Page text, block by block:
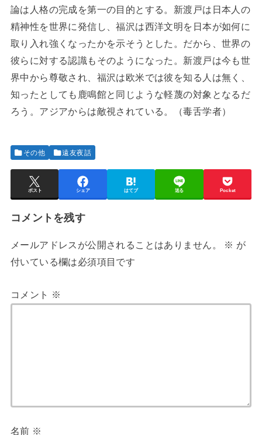
論は人格の完成を第一の目的とする。新渡戸は日本人の
精神性を世界に発信し、福沢は西洋文明を日本が如何に
取り入れ強くなったかを示そうとした。だから、世界の
彼らに対する認識もそのようになった。新渡戸は今も世
界中から尊敬され、福沢は欧米では彼を知る人は無く、
知ったとしても鹿鳴館と同じような軽蔑の対象となるだ
ろう。アジアからは敵視されている。（毒舌学者）
その他 遠友夜話
ポスト シェア はてブ 送る Pocket
コメントを残す
メールアドレスが公開されることはありません。 ※ が
付いている欄は必須項目です
コメント ※
名前 ※